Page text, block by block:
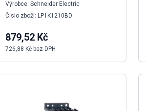
Výrobce: Schneider Electric
Číslo zboží: LP1K1210BD
879,52 Kč
726,88 Kč bez DPH